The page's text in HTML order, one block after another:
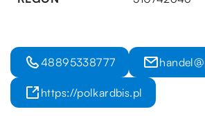
48895338777
https://polkardbis.pl